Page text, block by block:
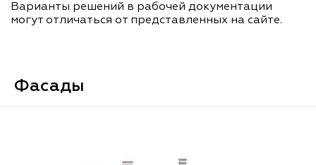
Варианты решений в рабочей документации
могут отличаться от представленных на сайте.
Фасады